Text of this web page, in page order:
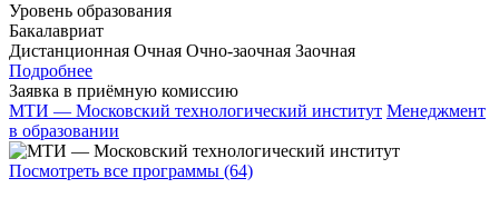
Уровень образования
Бакалавриат
Дистанционная Очная Очно-заочная Заочная
Подробнее
Заявка в приёмную комиссию
МТИ — Московский технологический институт Менеджмент
в образовании
Посмотреть все программы (64)